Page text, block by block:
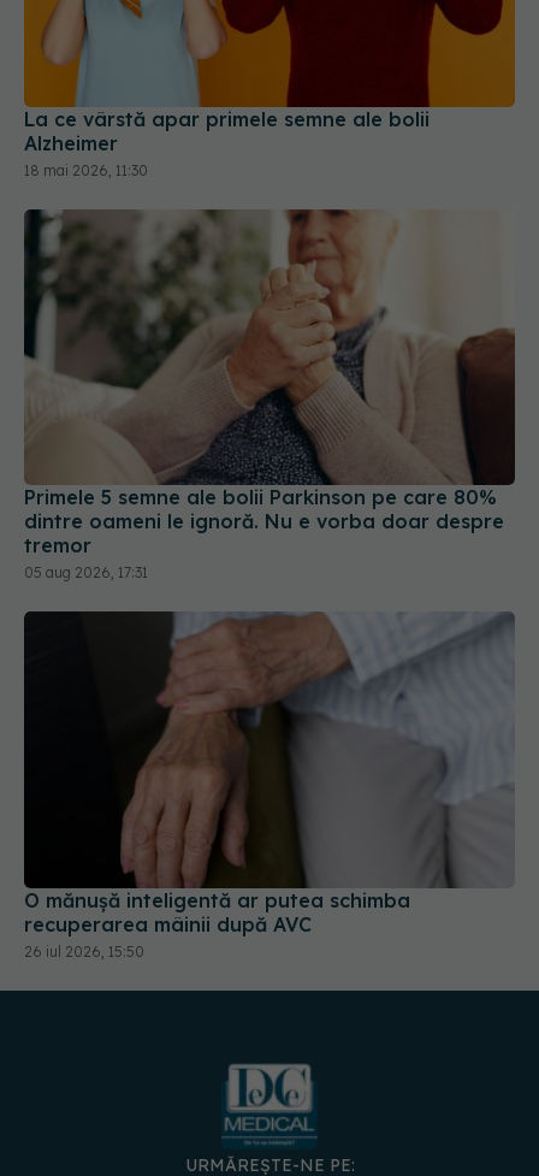
La ce vârstă apar primele semne ale bolii
Alzheimer
18 mai 2026, 11:30
Primele 5 semne ale bolii Parkinson pe care 80%
dintre oameni le ignoră. Nu e vorba doar despre
tremor
05 aug 2026, 17:31
O mănușă inteligentă ar putea schimba
recuperarea mâinii după AVC
26 iul 2026, 15:50
URMĂREȘTE-NE PE: